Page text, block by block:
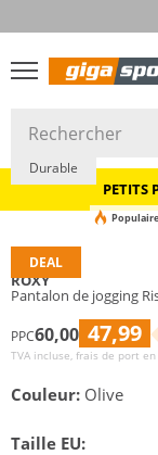
PETITS PRIX
PETITS
DEAL
Durable
ROXY
Pantalon de jogging
PPC60,00 47,99
TVA incluse, frais de port en
Couleur: Olive
Taille EU: